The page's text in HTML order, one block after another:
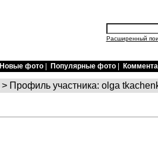
Расширенный
Новые фото Популярные фото
> Профиль участника: olga